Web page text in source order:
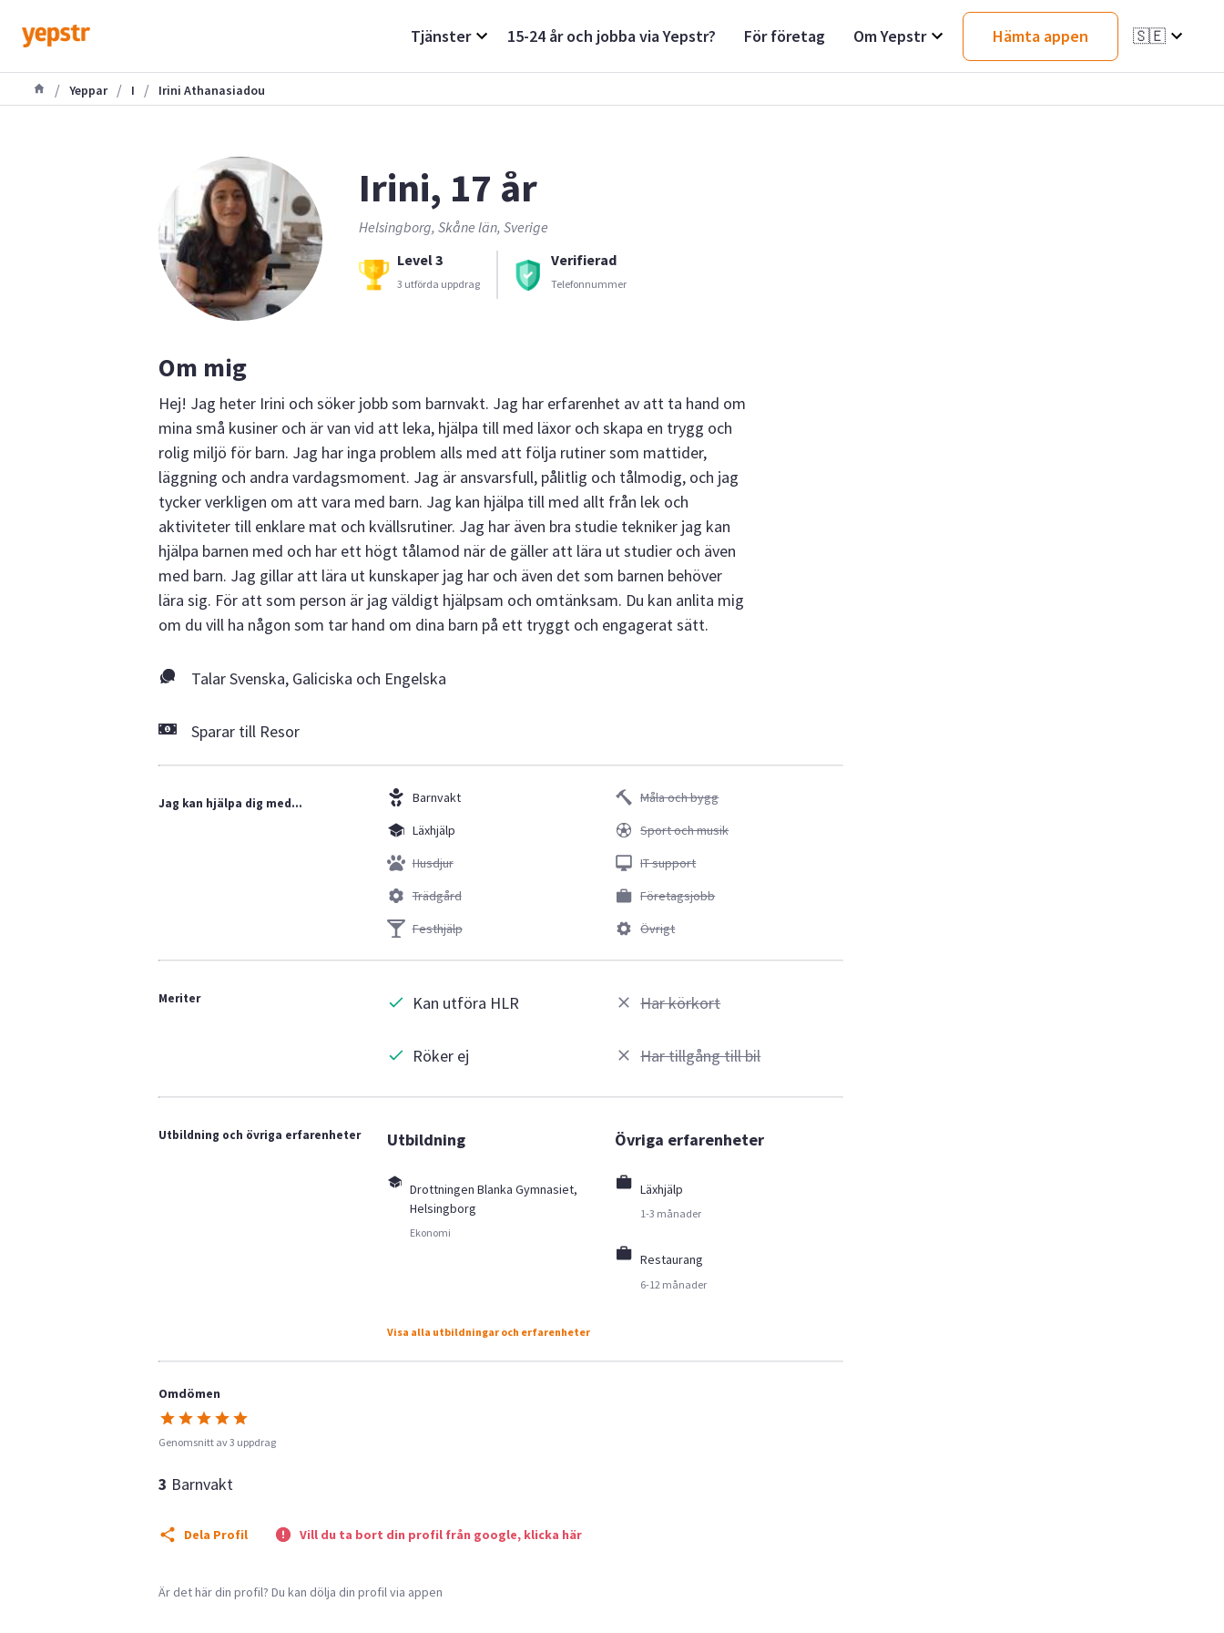
Tjänster 15-24 år och jobba via Yepstr? För företag Om Yepstr Hämta appen 🇸🇪
/ Yeppar / I / Irini Athanasiadou
Irini, 17 år
Helsingborg, Skåne län, Sverige
Level 3
3 utförda uppdrag
Verifierad
Telefonnummer
Om mig
Hej! Jag heter Irini och söker jobb som barnvakt. Jag har erfarenhet av att ta hand om
mina små kusiner och är van vid att leka, hjälpa till med läxor och skapa en trygg och
rolig miljö för barn. Jag har inga problem alls med att följa rutiner som mattider,
läggning och andra vardagsmoment. Jag är ansvarsfull, pålitlig och tålmodig, och jag
tycker verkligen om att vara med barn. Jag kan hjälpa till med allt från lek och
aktiviteter till enklare mat och kvällsrutiner. Jag har även bra studie tekniker jag kan
hjälpa barnen med och har ett högt tålamod när de gäller att lära ut studier och även
med barn. Jag gillar att lära ut kunskaper jag har och även det som barnen behöver
lära sig. För att som person är jag väldigt hjälpsam och omtänksam. Du kan anlita mig
om du vill ha någon som tar hand om dina barn på ett tryggt och engagerat sätt.
Talar Svenska, Galiciska och Engelska
Sparar till Resor
Jag kan hjälpa dig med...
Barnvakt
Läxhjälp
Husdjur
Trädgård
Festhjälp
Måla och bygg
Sport och musik
IT support
Företagsjobb
Övrigt
Meriter Kan utföra HLR
Röker ej
Har körkort
Har tillgång till bil
Utbildning och övriga erfarenheter Utbildning
Drottningen Blanka Gymnasiet,
Helsingborg
Ekonomi
Övriga erfarenheter
Läxhjälp
1-3 månader
Restaurang
6-12 månader
Visa alla utbildningar och erfarenheter
Omdömen
Genomsnitt av 3 uppdrag
3 Barnvakt
Dela Profil Vill du ta bort din profil från google, klicka här
Är det här din profil? Du kan dölja din profil via appen